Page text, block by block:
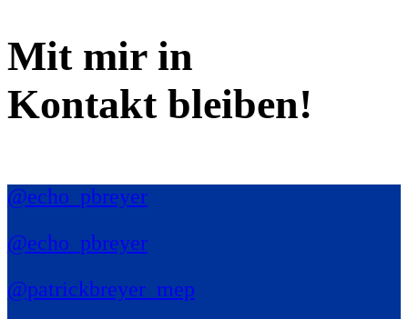
Mit mir in
Kontakt bleiben!
@echo_pbreyer
@echo_pbreyer
@patrickbreyer_mep